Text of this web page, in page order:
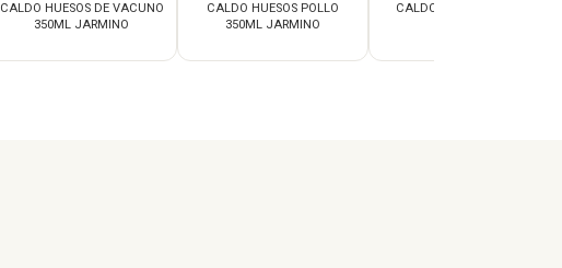
CALDO HUESOS DE VACUNO
350ML JARMINO
CALDO HUESOS POLLO
350ML JARMINO
CALDO VEGETAL 350ML